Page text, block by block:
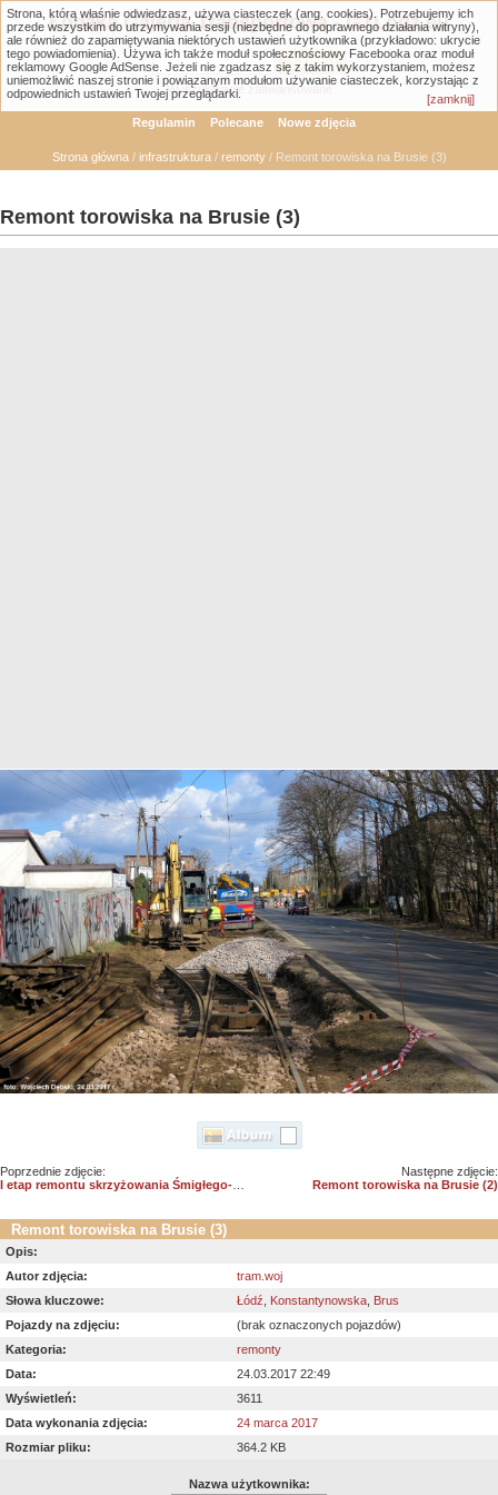
Łódzka Galeria Transportowa - GTLodz.eu
Wyszukiwanie zaawansowane
Regulamin Polecane Nowe zdjęcia
Strona główna/ infrastruktura/ remonty/ Remont torowiska na Brusie (3)
Remont torowiska na Brusie (3)
Poprzednie zdjęcie:
I etap remontu skrzyżowania Śmigłego-Rydza - Dąbrowskiego na finiszu 01
Następne zdjęcie:
Remont torowiska na Brusie (2)
Remont torowiska na Brusie (3)
Opis:
Autor zdjęcia:
tram.woj
Słowa kluczowe:
Łódź, Konstantynowska, Brus
Pojazdy na zdjęciu:
(brak oznaczonych pojazdów)
Kategoria:
remonty
Data:
24.03.2017 22:49
Wyświetleń:
3611
Data wykonania zdjęcia:
24 marca 2017
Rozmiar pliku:
364.2 KB
Nazwa użytkownika:
Strona, którą właśnie odwiedzasz, używa ciasteczek (ang. cookies). Potrzebujemy ich
przede wszystkim do utrzymywania sesji (niezbędne do poprawnego działania witryny),
ale również do zapamiętywania niektórych ustawień użytkownika (przykładowo: ukrycie
tego powiadomienia). Używa ich także moduł społecznościowy Facebooka oraz moduł
reklamowy Google AdSense. Jeżeli nie zgadzasz się z takim wykorzystaniem, możesz
uniemożliwić naszej stronie i powiązanym modułom używanie ciasteczek, korzystając z
odpowiednich ustawień Twojej przeglądarki.
[zamknij]